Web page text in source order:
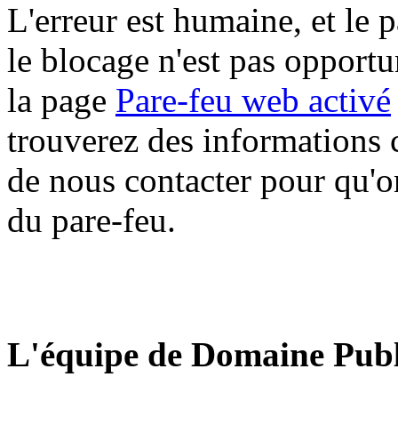
L'erreur est humaine, et le
le blocage n'est pas
la page Pare-feu web activé
trouverez des informations
de nous contacter pour
du pare-feu.
L'équipe de Domaine